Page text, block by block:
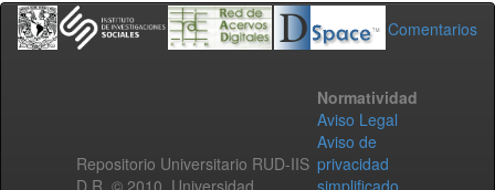
Comentarios
Repositorio Universitario RUD-IIS
D.R. © 2010. Universidad
Normatividad
Aviso Legal
Aviso de
privacidad
simplificado